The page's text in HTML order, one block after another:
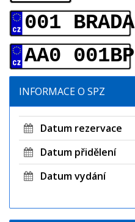
001 BRADA
AA0 001BP
INFORMACE O SPZ
Datum rezervace
Datum přidělení
Datum vydání